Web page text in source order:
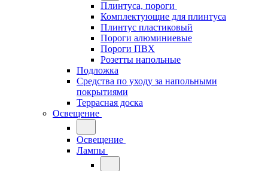
Плинтуса, пороги
Комплектующие для плинтуса
Плинтус пластиковый
Пороги алюминиевые
Пороги ПВХ
Розетты напольные
Подложка
Средства по уходу за напольными
покрытиями
Террасная доска
Освещение
Освещение
Лампы